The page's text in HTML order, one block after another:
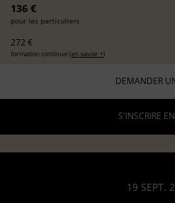
136 €
pour les particuliers
272 €
formation continue (en savoir +)
DEMANDER
S'INSCRIRE
19 SEPT.